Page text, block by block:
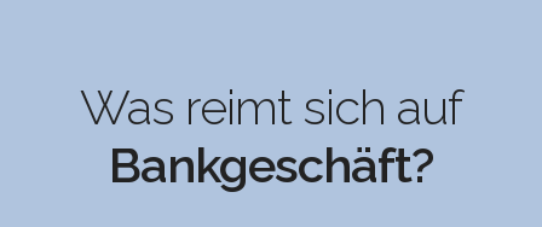
Was reimt sich auf
Bankgeschäft?